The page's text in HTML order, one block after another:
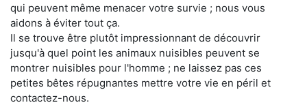
qui peuvent même menacer votre survie ; nous vous
aidons à éviter tout ça.
Il se trouve être plutôt impressionnant de découvrir
jusqu'à quel point les animaux nuisibles peuvent se
montrer nuisibles pour l'homme ; ne laissez pas ces
petites bêtes répugnantes mettre votre vie en péril et
contactez-nous.